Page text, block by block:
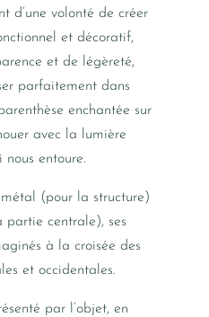
d’une volonté de créer
et décoratif,
et de légèreté,
parfaitement dans
enchantée sur
avec la lumière
entoure.
(pour la structure)
centrale), ses
à la croisée des
et occidentales.
par l’objet, en